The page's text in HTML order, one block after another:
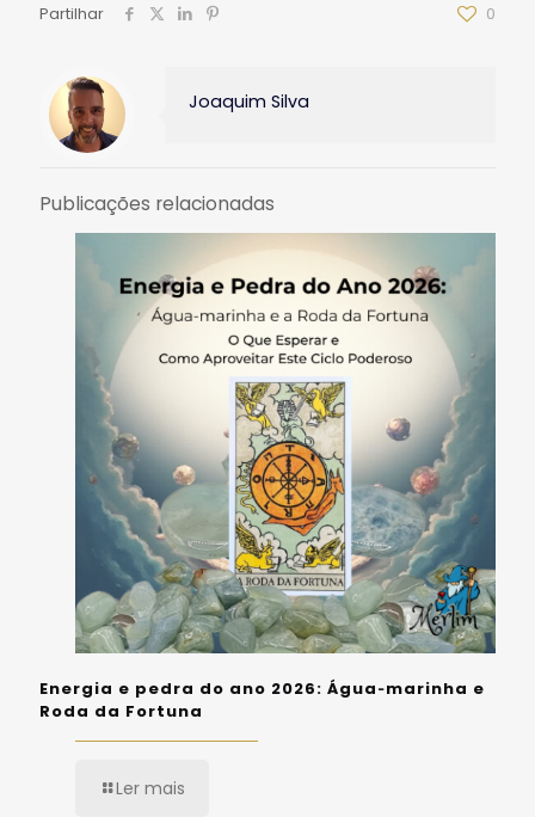
Partilhar 0
Joaquim Silva
Publicações relacionadas
Energia e pedra do ano 2026: Água‑marinha e
Roda da Fortuna
Ler mais